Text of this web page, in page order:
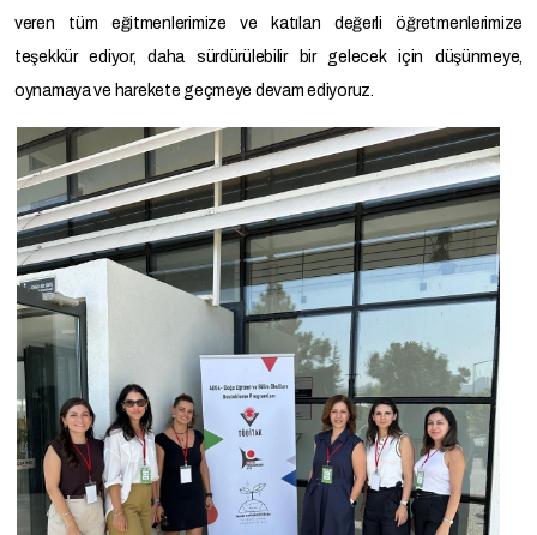
veren tüm eğitmenlerimize ve katılan değerli öğretmenlerimize
teşekkür ediyor, daha sürdürülebilir bir gelecek için düşünmeye,
oynamaya ve harekete geçmeye devam ediyoruz.